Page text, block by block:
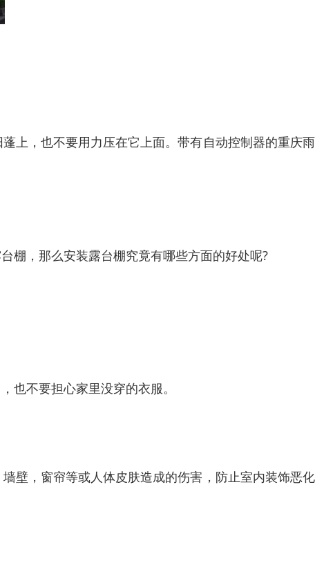
上，也不要用力压在它上面。带有自动控制器的重庆雨
棚，那么安装露台棚究竟有哪些方面的好处呢?
也不要担心家里没穿的衣服。
壁，窗帘等或人体皮肤造成的伤害，防止室内装饰恶化